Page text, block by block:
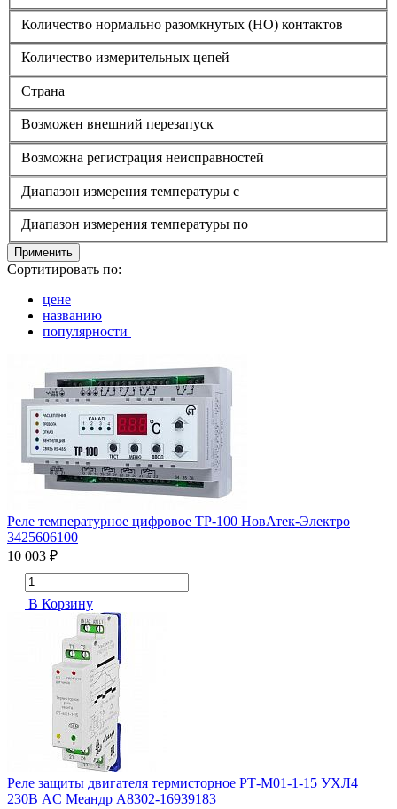
Количество нормально разомкнутых (НО) контактов
Количество измерительных цепей
Страна
Возможен внешний перезапуск
Возможна регистрация неисправностей
Диапазон измерения температуры с
Диапазон измерения температуры по
Применить
Сортитировать по:
цене
названию
популярности
Реле температурное цифровое ТР-100 НовАтек-Электро
3425606100
10 003 ₽
В Корзину
Реле защиты двигателя термисторное РТ-М01-1-15 УХЛ4
230В AC Меандр A8302-16939183